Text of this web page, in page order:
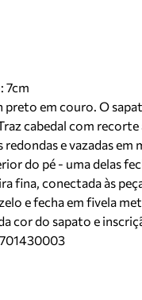
7cm
preto em couro. O
cabedal com
redondas e vazadas em
do pé - uma delas
fina, conectada às
e fecha em fivela
cor do sapato e